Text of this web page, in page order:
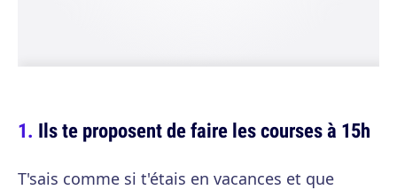
Ils te proposent de faire les courses à 15h
T'sais comme si t'étais en vacances et que